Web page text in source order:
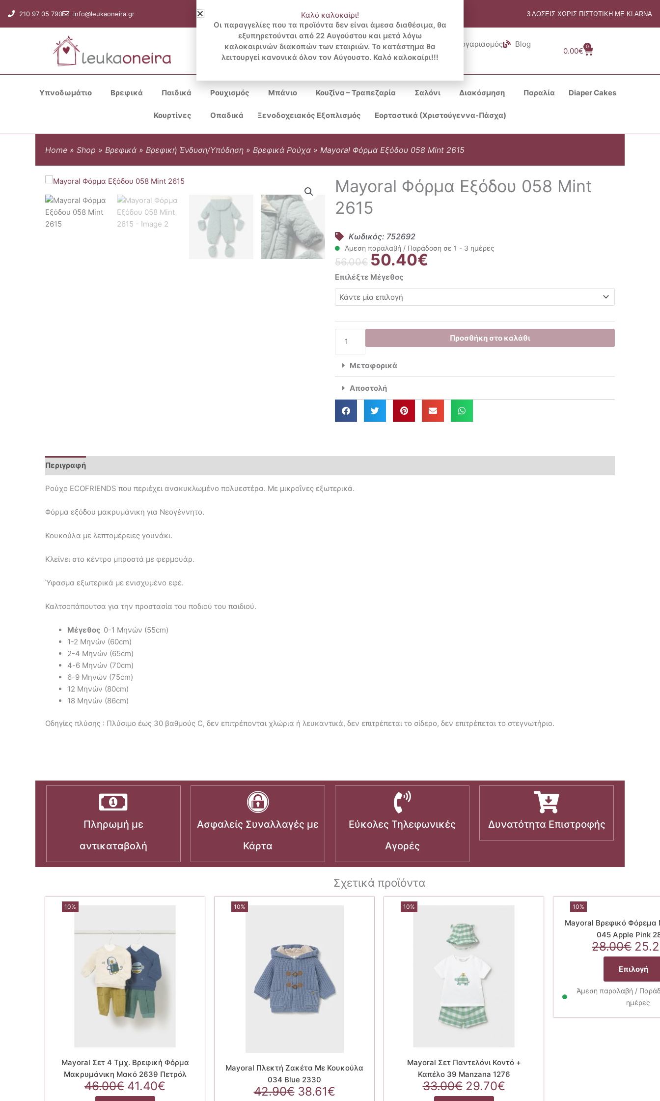
στο
περιεχόμενο
210 97 05 790 info@leukaoneira.gr 3 ΔΟΣΕΙΣ ΧΩΡΙΣ ΠΙΣΤΩΤΙΚΗ ΜΕ KLARNA
Search
...
Λογαριασμός Blog
0.00€
0
Cart
Υπνοδωμάτιο Βρεφικά Παιδικά Ρουχισμός Μπάνιο Κουζίνα – Τραπεζαρία Σαλόνι Διακόσμηση Παραλία Diaper Cakes
Κουρτίνες Οπαδικά Ξενοδοχειακός Εξοπλισμός Εορταστικά (Χριστούγεννα-Πάσχα)
Home » Shop » Βρεφικά » Βρεφική Ένδυση/Υπόδηση » Βρεφικά Ρούχα » Mayoral Φόρμα Εξόδου 058 Mint 2615
Mayoral Φόρμα Εξόδου 058 Mint
2615
Κωδικός: 752692
Άμεση παραλαβή / Παράδοση σε 1 - 3 ημέρες
56.00€ Original
price
was:
56.00€.
50.40€
50.40€.
Επιλέξτε Μέγεθος
Mayoral
Φόρμα
Εξόδου
Mint
ποσότητα
Προσθήκη στο καλάθι
Μεταφορικά
Αποστολή
Περιγραφή
Ρούχο ECOFRIENDS που περιέχει ανακυκλωμένο πολυεστέρα. Με μικροΐνες εξωτερικά.
Φόρμα εξόδου μακρυμάνικη για Νεογέννητο.
Κουκούλα με λεπτομέρειες γουνάκι.
Κλείνει στο κέντρο μπροστά με φερμουάρ.
Ύφασμα εξωτερικά με ενισχυμένο εφέ.
Καλτσοπάπουτσα για την προστασία του ποδιού του παιδιού.
Μέγεθος 0-1 Μηνών (55cm)
1-2 Μηνών (60cm)
2-4 Μηνών (65cm)
4-6 Μηνών (70cm)
6-9 Μηνών (75cm)
12 Μηνών (80cm)
18 Μηνών (86cm)
Οδηγίες πλύσης : Πλύσιμο έως 30 βαθμούς C, δεν επιτρέπονται χλώρια ή λευκαντικά, δεν επιτρέπεται το σίδερο, δεν επιτρέπεται το στεγνωτήριο.
Πληρωμή με
αντικαταβολή
Ασφαλείς Συναλλαγές με
Κάρτα
Εύκολες Τηλεφωνικές
Αγορές
Δυνατότητα Επιστροφής
Σχετικά προϊόντα
10%
Mayoral Σετ 4 Τμχ. Βρεφική Φόρμα
Μακρυμάνικη Μακό 2639 Πετρόλ
46.00€ Original
price
41.40€
Αυτό
10%
Mayoral Πλεκτή Ζακέτα Με Κουκούλα
034 Blue 2330
42.90€ Original
38.61€Η
10%
Mayoral Σετ Παντελόνι Κοντό +
Καπέλο 39 Manzana 1276
33.00€ Original
price
29.70€Η
Αυτό
10%
Mayoral Βρεφικό Φόρεμα
045 Apple Pink
28.00€
was:
Επιλογή
Άμεση παραλαβή /
ημέρες
Καλό καλοκαίρι!
Οι παραγγελίες που τα προϊόντα δεν είναι άμεσα διαθέσιμα, θα
εξυπηρετούνται από 22 Αυγούστου και μετά λόγω
καλοκαιρινών διακοπών των εταιριών. Το κατάστημα θα
λειτουργεί κανονικά όλον τον Αύγουστο. Καλό καλοκαίρι!!!